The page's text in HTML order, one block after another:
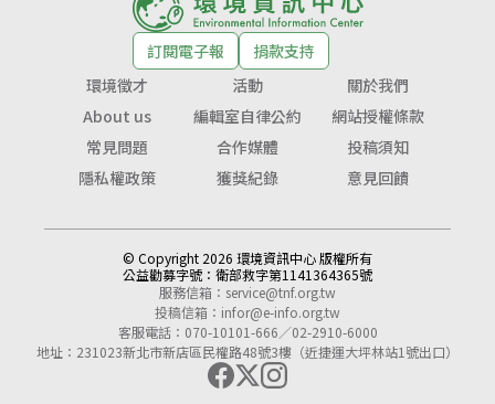
訂閱電子報
捐款支持
環境徵才
活動
關於我們
About us
編輯室自律公約
網站授權條款
常見問題
合作媒體
投稿須知
隱私權政策
獲獎紀錄 意見回饋
© Copyright 2026 環境資訊中心 版權所有
公益勸募字號： 衛部救字第1141364365號
服務信箱： service@tnf.org.tw
投稿信箱： infor@e-info.org.tw
客服電話：070-10101-666／02-2910-6000
地址：231023新北市新店區民權路48號3樓（近捷運大坪林站1號出口）